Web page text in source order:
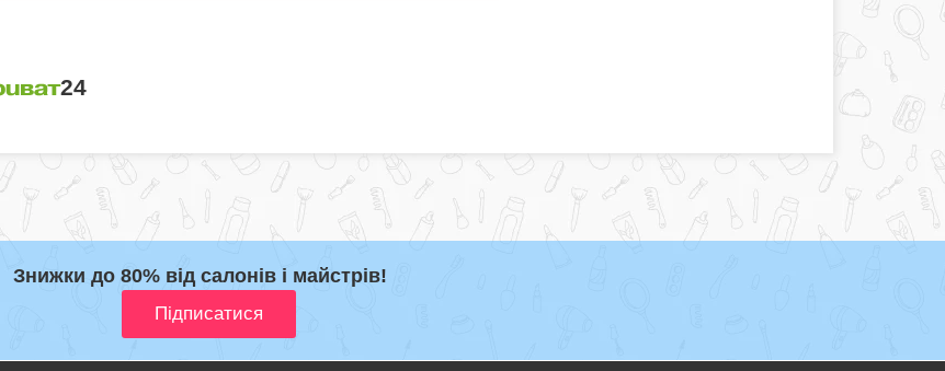
Знижки до 80% від салонів і майстрів!